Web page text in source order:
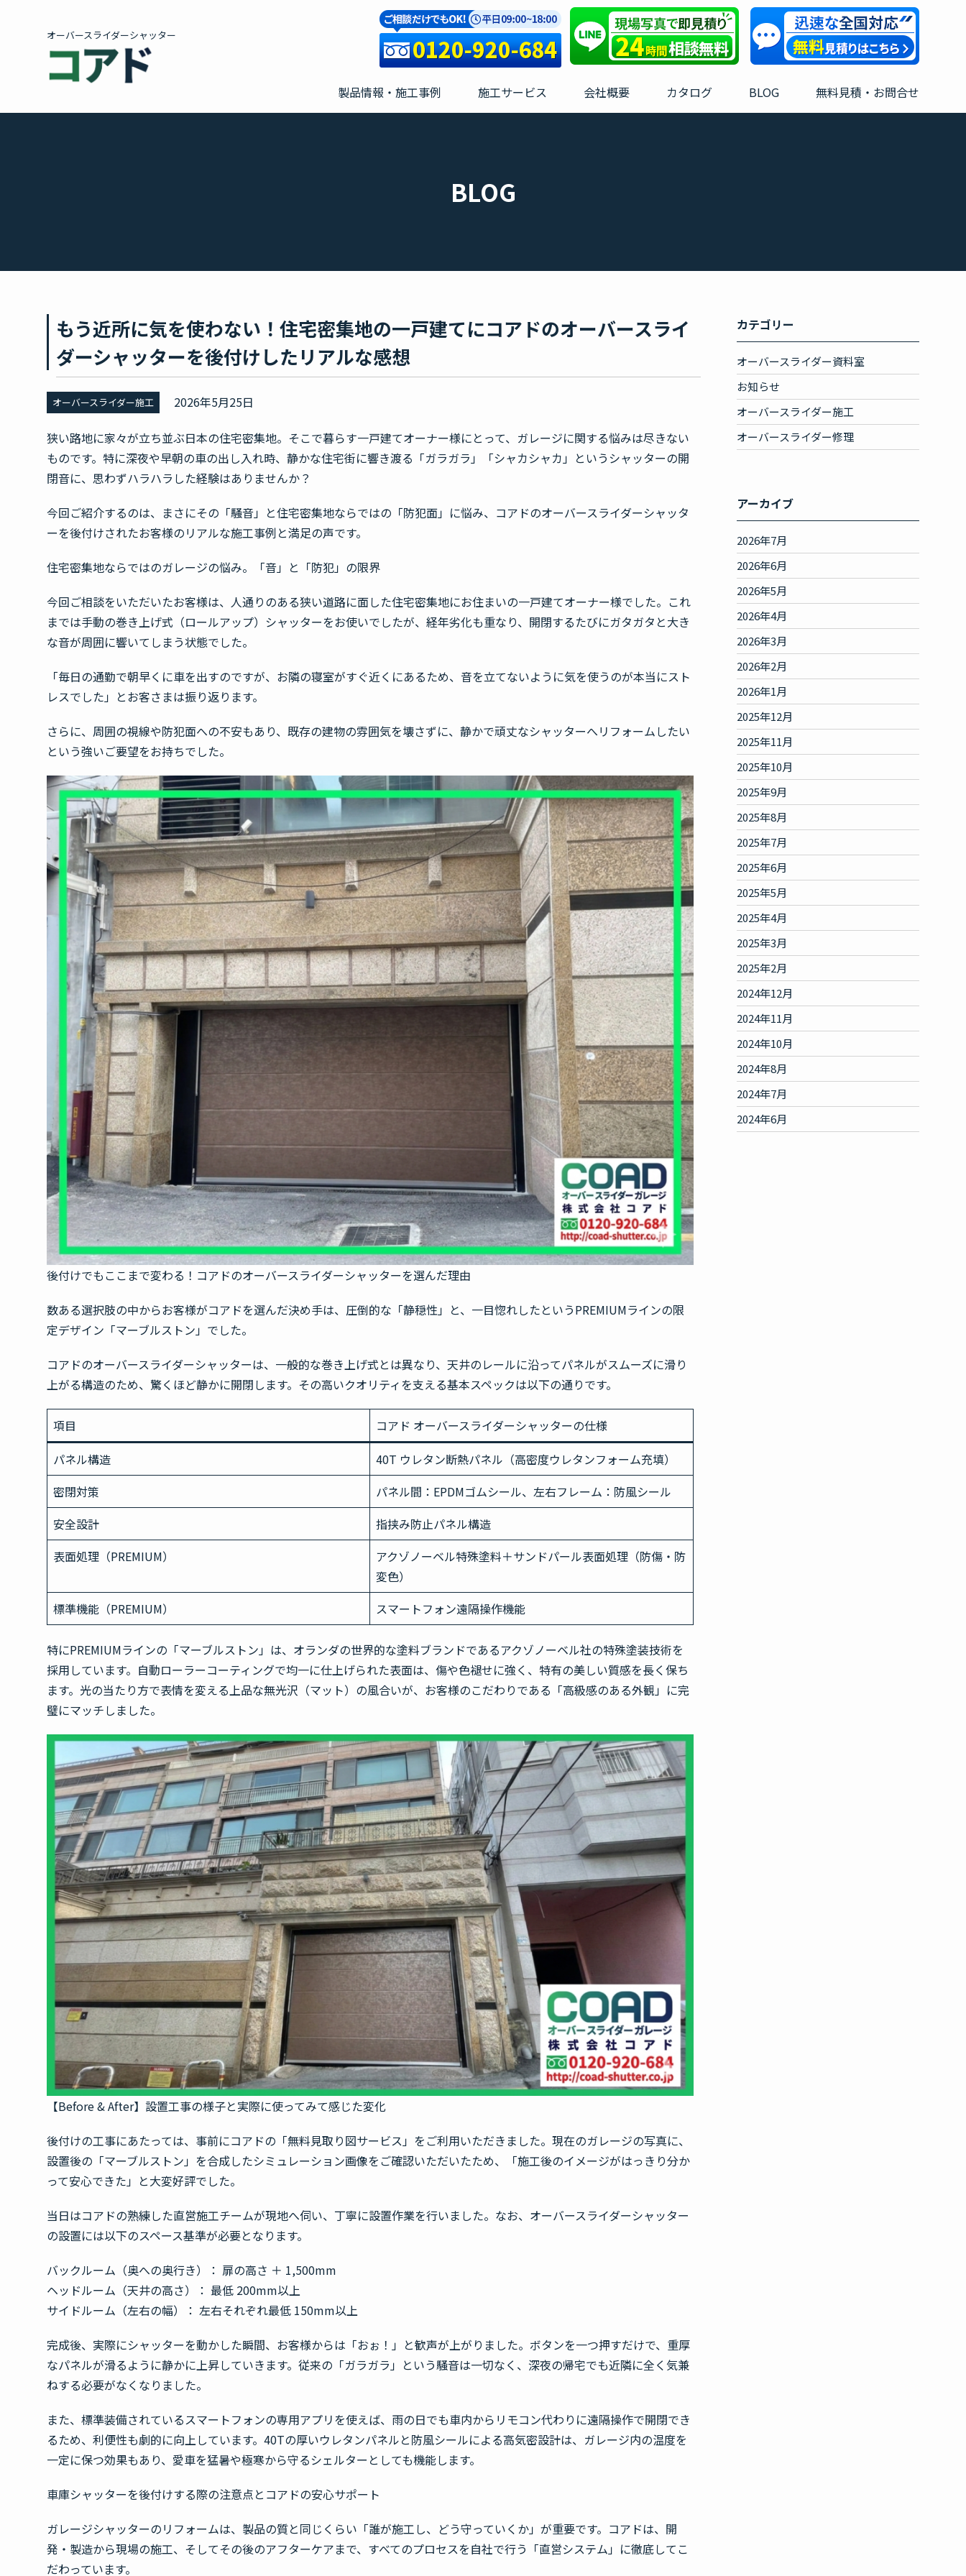
オーバースライダーシャッター
製品情報・施工事例 施工サービス 会社概要 カタログ BLOG 無料見積・お問合せ
BLOG
もう近所に気を使わない！住宅密集地の一戸建てにコアドのオーバースライ
ダーシャッターを後付けしたリアルな感想
オーバースライダー施工 2026年5月25日
狭い路地に家々が立ち並ぶ日本の住宅密集地。そこで暮らす一戸建てオーナー様にとって、ガレージに関する悩みは尽きない
ものです。特に深夜や早朝の車の出し入れ時、静かな住宅街に響き渡る「ガラガラ」「シャカシャカ」というシャッターの開
閉音に、思わずハラハラした経験はありませんか？
今回ご紹介するのは、まさにその「騒音」と住宅密集地ならではの「防犯面」に悩み、コアドのオーバースライダーシャッタ
ーを後付けされたお客様のリアルな施工事例と満足の声です。
住宅密集地ならではのガレージの悩み。「音」と「防犯」の限界
今回ご相談をいただいたお客様は、人通りのある狭い道路に面した住宅密集地にお住まいの一戸建てオーナー様でした。これ
までは手動の巻き上げ式（ロールアップ）シャッターをお使いでしたが、経年劣化も重なり、開閉するたびにガタガタと大き
な音が周囲に響いてしまう状態でした。
「毎日の通勤で朝早くに車を出すのですが、お隣の寝室がすぐ近くにあるため、音を立てないように気を使うのが本当にスト
レスでした」とお客さまは振り返ります。
さらに、周囲の視線や防犯面への不安もあり、既存の建物の雰囲気を壊さずに、静かで頑丈なシャッターへリフォームしたい
という強いご要望をお持ちでした。
後付けでもここまで変わる！コアドのオーバースライダーシャッターを選んだ理由
数ある選択肢の中からお客様がコアドを選んだ決め手は、圧倒的な「静穏性」と、一目惚れしたというPREMIUMラインの限
定デザイン「マーブルストン」でした。
コアドのオーバースライダーシャッターは、一般的な巻き上げ式とは異なり、天井のレールに沿ってパネルがスムーズに滑り
上がる構造のため、驚くほど静かに開閉します。その高いクオリティを支える基本スペックは以下の通りです。
項目
コアド オーバースライダーシャッターの仕様
パネル構造
40T ウレタン断熱パネル（高密度ウレタンフォーム充填）
密閉対策
パネル間：EPDMゴムシール、左右フレーム：防風シール
安全設計
指挟み防止パネル構造
表面処理（PREMIUM）
アクゾノーベル特殊塗料＋サンドパール表面処理（防傷・防
変色）
標準機能（PREMIUM）
スマートフォン遠隔操作機能
特にPREMIUMラインの「マーブルストン」は、オランダの世界的な塗料ブランドであるアクゾノーベル社の特殊塗装技術を
採用しています。自動ローラーコーティングで均一に仕上げられた表面は、傷や色褪せに強く、特有の美しい質感を長く保ち
ます。光の当たり方で表情を変える上品な無光沢（マット）の風合いが、お客様のこだわりである「高級感のある外観」に完
璧にマッチしました。
【Before & After】設置工事の様子と実際に使ってみて感じた変化
後付けの工事にあたっては、事前にコアドの「無料見取り図サービス」をご利用いただきました。現在のガレージの写真に、
設置後の「マーブルストン」を合成したシミュレーション画像をご確認いただいたため、「施工後のイメージがはっきり分か
って安心できた」と大変好評でした。
当日はコアドの熟練した直営施工チームが現地へ伺い、丁寧に設置作業を行いました。なお、オーバースライダーシャッター
の設置には以下のスペース基準が必要となります。
バックルーム（奥への奥行き）： 扉の高さ ＋ 1,500mm
ヘッドルーム（天井の高さ）： 最低 200mm以上
サイドルーム（左右の幅）： 左右それぞれ最低 150mm以上
完成後、実際にシャッターを動かした瞬間、お客様からは「おぉ！」と歓声が上がりました。ボタンを一つ押すだけで、重厚
なパネルが滑るように静かに上昇していきます。従来の「ガラガラ」という騒音は一切なく、深夜の帰宅でも近隣に全く気兼
ねする必要がなくなりました。
また、標準装備されているスマートフォンの専用アプリを使えば、雨の日でも車内からリモコン代わりに遠隔操作で開閉でき
るため、利便性も劇的に向上しています。40Tの厚いウレタンパネルと防風シールによる高気密設計は、ガレージ内の温度を
一定に保つ効果もあり、愛車を猛暑や極寒から守るシェルターとしても機能します。
車庫シャッターを後付けする際の注意点とコアドの安心サポート
ガレージシャッターのリフォームは、製品の質と同じくらい「誰が施工し、どう守っていくか」が重要です。コアドは、開
発・製造から現場の施工、そしてその後のアフターケアまで、すべてのプロセスを自社で行う「直営システム」に徹底してこ
だわっています。
カテゴリー
オーバースライダー資料室
お知らせ
オーバースライダー施工
オーバースライダー修理
アーカイブ
2026年7月
2026年6月
2026年5月
2026年4月
2026年3月
2026年2月
2026年1月
2025年12月
2025年11月
2025年10月
2025年9月
2025年8月
2025年7月
2025年6月
2025年5月
2025年4月
2025年3月
2025年2月
2024年12月
2024年11月
2024年10月
2024年8月
2024年7月
2024年6月